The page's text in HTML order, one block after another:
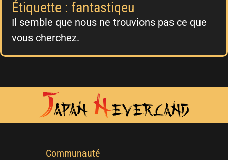
Étiquette : fantastiqeu
Il semble que nous ne trouvions pas ce que
vous cherchez.
Communauté